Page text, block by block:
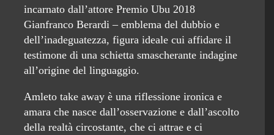
incarnato dall’attore Premio Ubu 2018
Gianfranco Berardi – emblema del dubbio e
dell’inadeguatezza, figura ideale cui affidare il
testimone di una schietta smascherante indagine
all’origine del linguaggio.
Amleto take away è una riflessione ironica e
amara che nasce dall’osservazione e dall’ascolto
della realtà circostante, che ci attrae e ci